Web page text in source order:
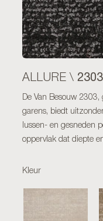
ALLURE \ 2303
De Van Besouw
garens, biedt
lussen- en gesneden
oppervlak dat diepte
Kleur